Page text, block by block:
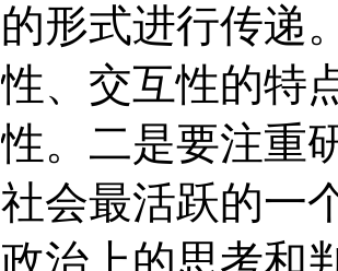
的形式进行传递
性、交互性的特
性。二是要注重
社会最活跃的一